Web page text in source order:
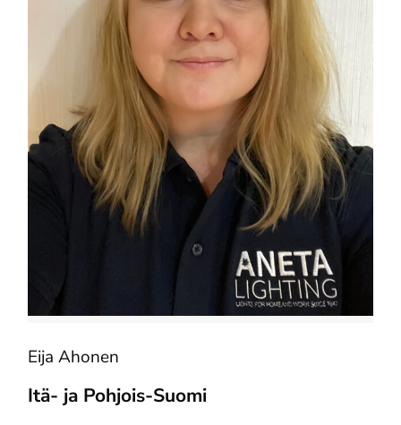
Eija Ahonen
Itä- ja Pohjois-Suomi